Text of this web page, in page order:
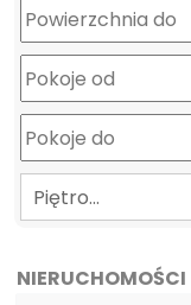
Piętro…
NIERUCHOMOŚCI